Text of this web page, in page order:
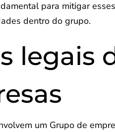
para mitigar
dentro do grupo.
legais
um Grupo de